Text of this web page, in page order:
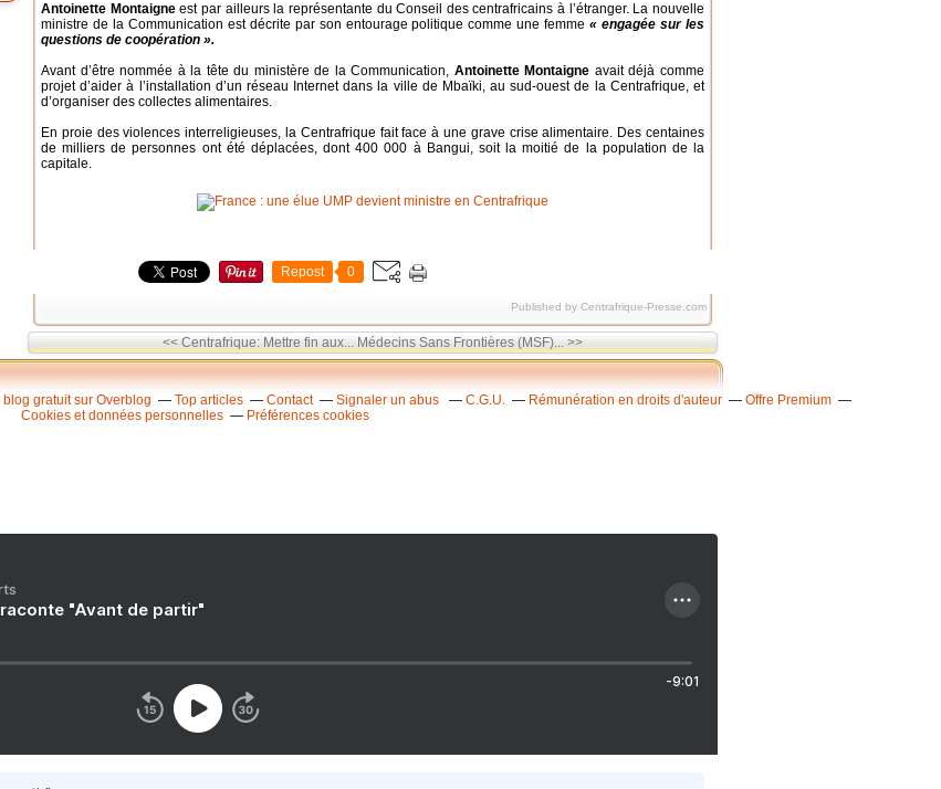
Antoinette Montaigneest par ailleurs la représentante du Conseil des centrafricains à l’étranger. La nouvelle
ministre de la Communication est décrite par son entourage politique comme une femme« engagée sur les
questions de coopération ».
Avant d’être nommée à la tête du ministère de la Communication, Antoinette Montaigne avait déjà comme
projet d’aider à l’installation d’un réseau Internet dans la ville de Mbaïki, au sud-ouest de la Centrafrique, et
d’organiser des collectes alimentaires.
En proie des violences interreligieuses, la Centrafrique fait face à une grave crise alimentaire. Des centaines
de milliers de personnes ont été déplacées, dont 400 000 à Bangui, soit la moitié de la population de la
capitale.
Repost 0
Published by Centrafrique-Presse.com
<< Centrafrique: Mettre fin aux... Médecins Sans Frontières (MSF)... >>
gratuit sur Overblog Top articles Contact Signaler un abus C.G.U. Rémunération en droits d'auteur
Offre Premium
Cookies et données personnelles
Préférences cookies
"Avant de partir"
-9:01